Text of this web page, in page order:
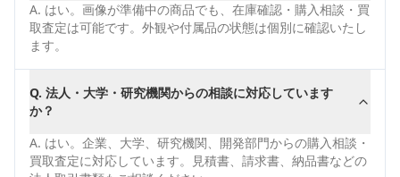
A. はい。画像が準備中の商品でも、在庫確認・購入相談・買
取査定は可能です。外観や付属品の状態は個別に確認いたし
ます。
Q. 法人・大学・研究機関からの相談に対応しています
か？
A. はい。企業、大学、研究機関、開発部門からの購入相談・
買取査定に対応しています。見積書、請求書、納品書などの